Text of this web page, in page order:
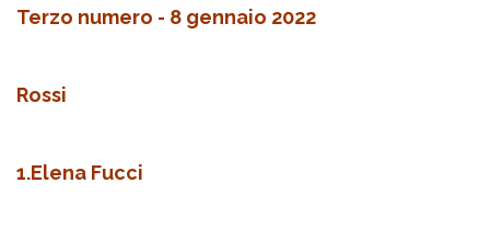
Terzo numero - 8 gennaio 2022
Rossi
1.Elena Fucci